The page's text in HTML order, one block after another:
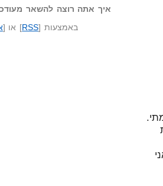
שאל שאלה המיליונר בפיג'מה
איך אתה רוצה להשאר מעודכן?
RSS] או [אימייל] ?